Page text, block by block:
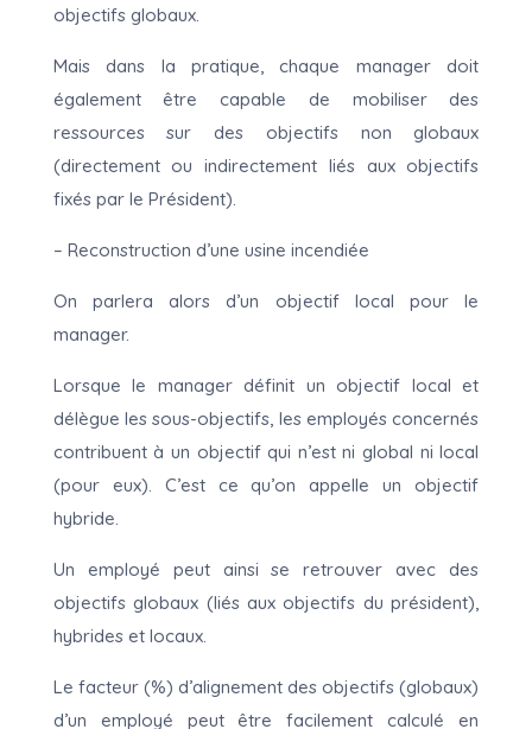
objectifs globaux.
Mais dans la pratique, chaque manager doit
également être capable de mobiliser des
ressources sur des objectifs non globaux
(directement ou indirectement liés aux objectifs
fixés par le Président).
– Reconstruction d’une usine incendiée
On parlera alors d’un objectif local pour le
manager.
Lorsque le manager définit un objectif local et
délègue les sous-objectifs, les employés concernés
contribuent à un objectif qui n’est ni global ni local
(pour eux). C’est ce qu’on appelle un objectif
hybride.
Un employé peut ainsi se retrouver avec des
objectifs globaux (liés aux objectifs du président),
hybrides et locaux.
Le facteur (%) d’alignement des objectifs (globaux)
d’un employé peut être facilement calculé en